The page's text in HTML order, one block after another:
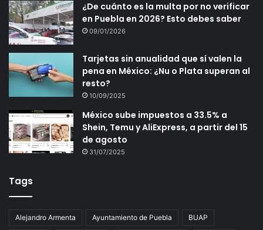
¿De cuánto es la multa por no verificar
en Puebla en 2026? Esto debes saber
09/01/2026
Tarjetas sin anualidad que sí valen la
pena en México: ¿Nu o Plata superan al
resto?
10/09/2025
México sube impuestos a 33.5% a
Shein, Temu y AliExpress, a partir del 15
de agosto
31/07/2025
Tags
Alejandro Armenta Ayuntamiento de Puebla BUAP